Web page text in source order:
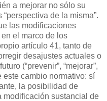
a mejorar no sólo su
de la misma”.
las modificaciones
el marco de los
artículo 41, tanto de
desajustes actuales o
(“prevenir”, “mejorar”,
este cambio normativo: sí
la posibilidad de
modificación sustancial de